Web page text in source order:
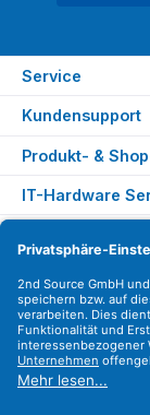
Service
Kundensupport
Produkt- &
IT-Hardware
Versandarten
Zahlungsarten
Sicher
Find us on